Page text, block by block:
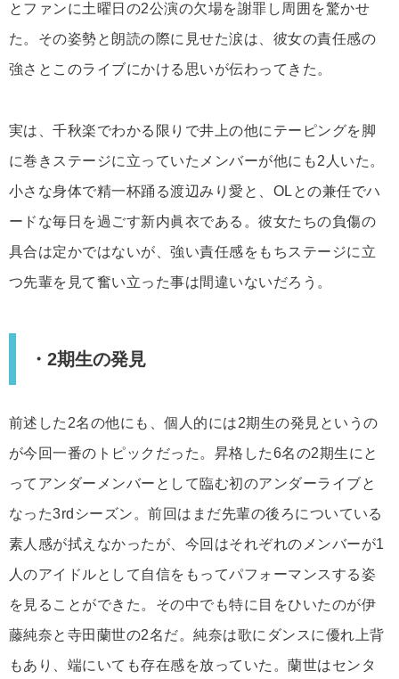
とファンに土曜日の2公演の欠場を謝罪し周囲を驚かせ
た。その姿勢と朗読の際に見せた涙は、彼女の責任感の
強さとこのライブにかける思いが伝わってきた。
実は、千秋楽でわかる限りで井上の他にテーピングを脚
に巻きステージに立っていたメンバーが他にも2人いた。
小さな身体で精一杯踊る渡辺みり愛と、OLとの兼任でハ
ードな毎日を過ごす新内眞衣である。彼女たちの負傷の
具合は定かではないが、強い責任感をもちステージに立
つ先輩を見て奮い立った事は間違いないだろう。
・2期生の発見
前述した2名の他にも、個人的には2期生の発見というの
が今回一番のトピックだった。昇格した6名の2期生にと
ってアンダーメンバーとして臨む初のアンダーライブと
なった3rdシーズン。前回はまだ先輩の後ろについている
素人感が拭えなかったが、今回はそれぞれのメンバーが1
人のアイドルとして自信をもってパフォーマンスする姿
を見ることができた。その中でも特に目をひいたのが伊
藤純奈と寺田蘭世の2名だ。純奈は歌にダンスに優れ上背
もあり、端にいても存在感を放っていた。蘭世はセンタ